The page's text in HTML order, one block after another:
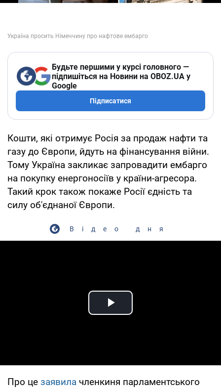
Будьте першими у курсі головного —
підпишіться на Новини на OBOZ.UA у
Google
Підписатися
Кошти, які отримує Росія за продаж нафти та
газу до Європи, йдуть на фінансування війни.
Тому Україна закликає запровадити ембарго
на покупку енергоносіїв у країни-агресора.
Такий крок також покаже Росії єдність та
силу об'єднаної Європи.
Відео дня
Play Video
Про це заявила членкиня парламентського